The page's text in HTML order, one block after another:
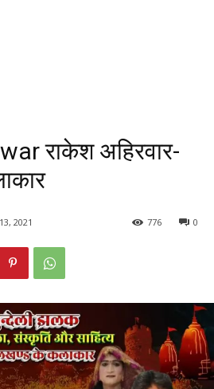
राकेश अहिरवार-
2021 0
776